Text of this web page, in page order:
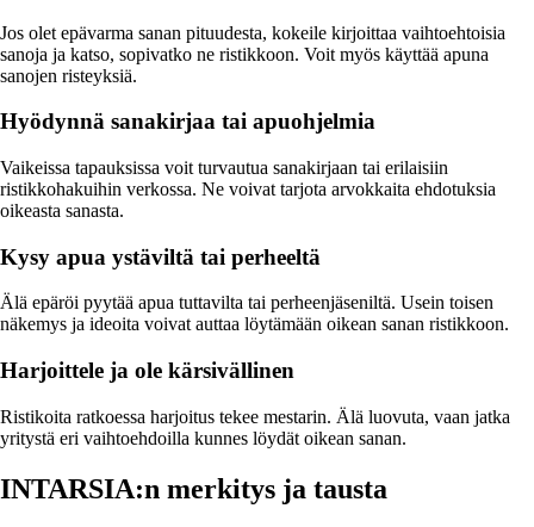
Jos olet epävarma sanan pituudesta, kokeile kirjoittaa vaihtoehtoisia
sanoja ja katso, sopivatko ne ristikkoon. Voit myös käyttää apuna
sanojen risteyksiä.
Hyödynnä sanakirjaa tai apuohjelmia
Vaikeissa tapauksissa voit turvautua sanakirjaan tai erilaisiin
ristikkohakuihin verkossa. Ne voivat tarjota arvokkaita ehdotuksia
oikeasta sanasta.
Kysy apua ystäviltä tai perheeltä
Älä epäröi pyytää apua tuttavilta tai perheenjäseniltä. Usein toisen
näkemys ja ideoita voivat auttaa löytämään oikean sanan ristikkoon.
Harjoittele ja ole kärsivällinen
Ristikoita ratkoessa harjoitus tekee mestarin. Älä luovuta, vaan jatka
yritystä eri vaihtoehdoilla kunnes löydät oikean sanan.
INTARSIA:n merkitys ja tausta